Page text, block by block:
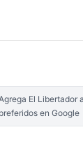
El Libertador
preferidos en Google